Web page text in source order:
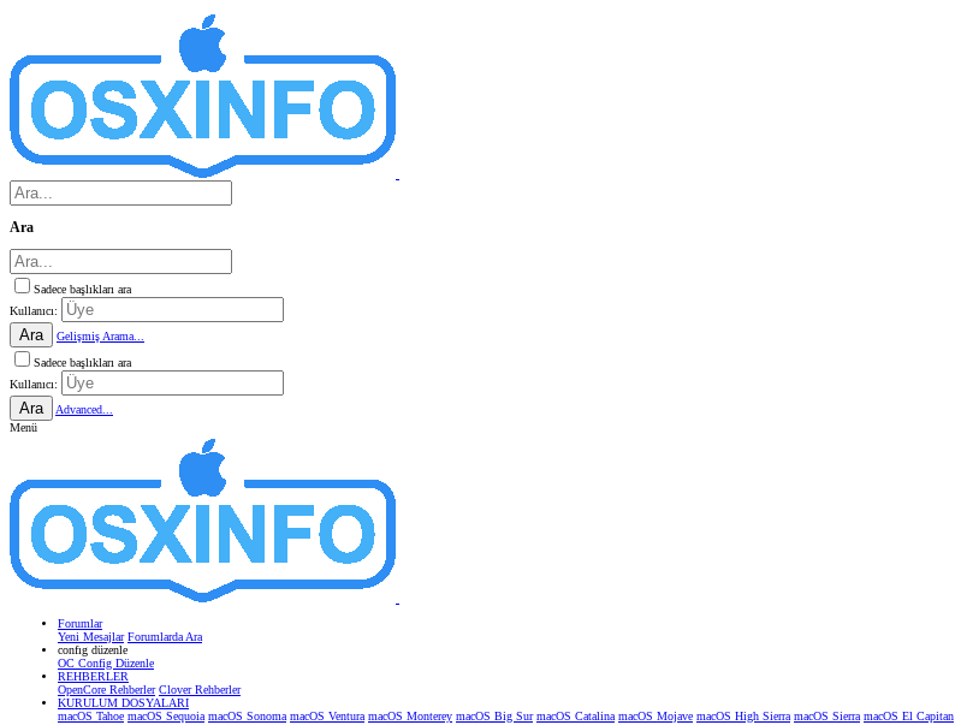
Ara
Sadece başlıkları ara
Kullanıcı:
Ara
Gelişmiş Arama...
Sadece başlıkları ara
Kullanıcı:
Ara
Advanced...
Menü
Forumlar
Yeni Mesajlar Forumlarda Ara
confıg düzenle
OC Config Düzenle
REHBERLER
OpenCore Rehberler Clover Rehberler
KURULUM DOSYALARI
macOS Tahoe macOS Sequoia macOS Sonoma macOS Ventura macOS Monterey macOS Big Sur macOS Catalina macOS Mojave macOS High Sierra macOS Sierra macOS El Capitan